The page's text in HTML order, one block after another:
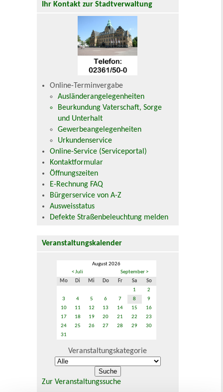
Ihr Kontakt zur Stadtverwaltung
Online-Terminvergabe
Ausländerangelegenheiten
Beurkundung Vaterschaft, Sorge
und Unterhalt
Gewerbeangelegenheiten
Urkundenservice
Online-Service (Serviceportal)
Kontaktformular
Öffnungszeiten
E-Rechnung FAQ
Bürgerservice von A-Z
Ausweisstatus
Defekte Straßenbeleuchtung melden
Veranstaltungskalender
August 2026
< Juli
September >
Mo
Di Mi Do Fr Sa
So
1
2
3
4 5 6 7 8
9
10
11 12 13 14 15
16
17
18 19 20 21 22
23
24
25 26 27 28 29
30
31
Veranstaltungskategorie
Zur Veranstaltungssuche